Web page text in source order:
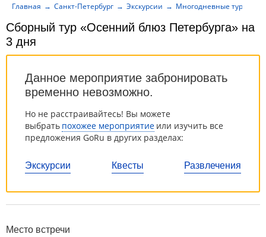
Данное мероприятие забронировать
временно невозможно.
Но не расстраивайтесь! Вы можете
выбрать похожее мероприятие или изучить все
предложения GoRu в других разделах:
Экскурсии Квесты Развлечения
Сборный тур «Осенний блюз Петербурга» на
3 дня
Главная Санкт-Петербург Экскурсии Многодневные туры
Место встречи